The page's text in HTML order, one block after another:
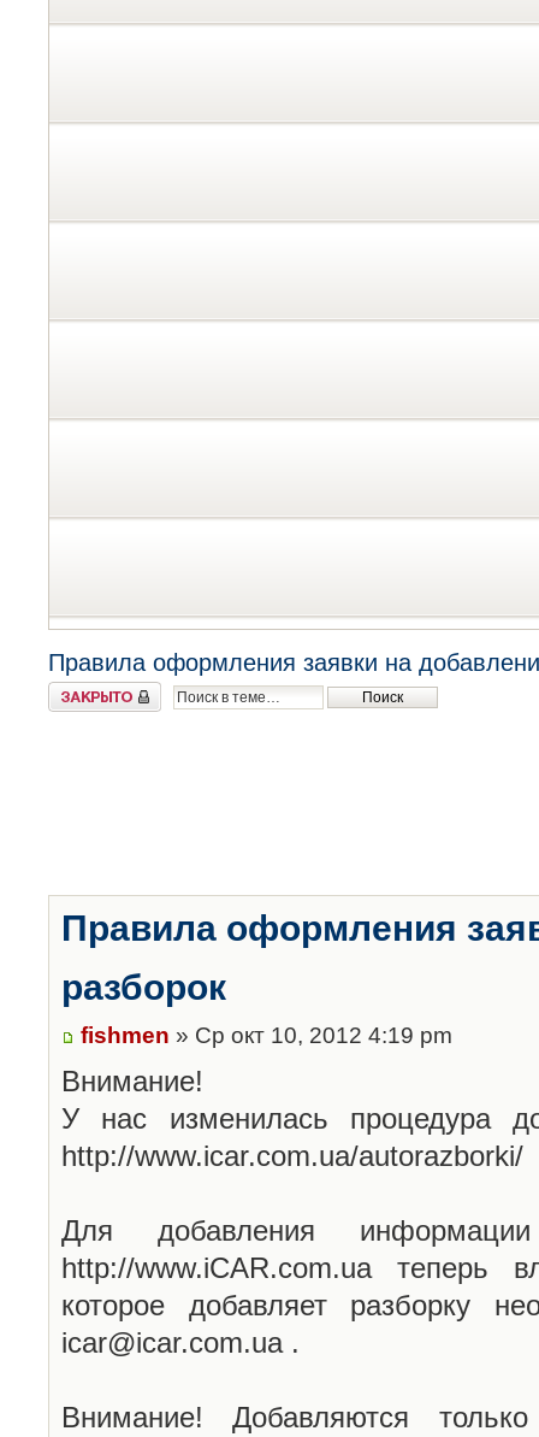
Правила оформления заявки на
Закрыто
Правила оформления
разборок
fishmen » Ср окт 10, 2012 4:19 pm
Внимание!
У нас изменилась процедура
http://www.icar.com.ua/autorazborki/
Для добавления
http://www.iCAR.com.ua теперь
которое добавляет разборку
icar@icar.com.ua .
Внимание! Добавляются